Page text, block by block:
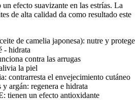
efecto suavizante en las estrías. La
de alta calidad da como resultado este
de camelia japonesa): nutre y protege
- hidrata
contra las arrugas
la piel
contrarresta el envejecimiento cutáneo
argán: regenera e hidrata
tienen un efecto antioxidante